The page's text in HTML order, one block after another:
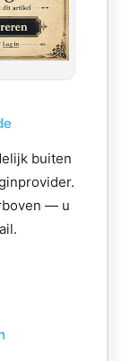
buiten
— u